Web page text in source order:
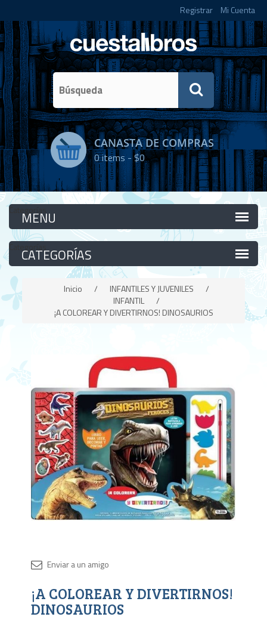
Registrar Mi Cuenta
CANASTA DE COMPRAS
0items -$0
Categorías
Categorías
Inicio / INFANTILES Y JUVENILES
/
INFANTIL
/
¡A COLOREAR Y DIVERTIRNOS! DINOSAURIOS
¡A COLOREAR Y DIVERTIRNOS!
DINOSAURIOS